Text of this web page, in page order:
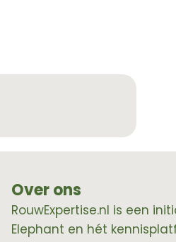
Over ons
RouwExpertise.nl is een
Elephant en hét